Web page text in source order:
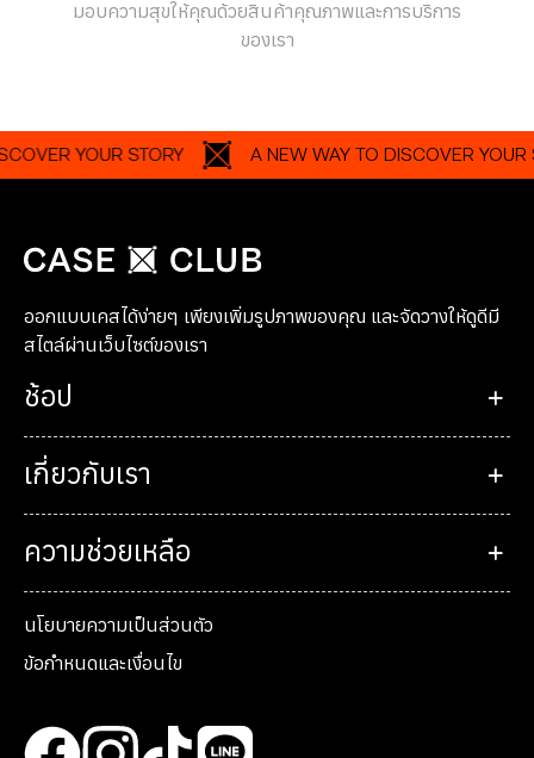
มอบความสุขให้คุณด้วยสินค้าคุณภาพและการบริการ
ของเรา
YOUR STORY A NEW WAY TO DISCOVER YOUR
ออกแบบเคสได้ง่ายๆ เพียงเพิ่มรูปภาพของคุณ และจัดวางให้ดูดีมี
สไตล์ผ่านเว็บไซต์ของเรา
ช้อป
เกี่ยวกับเรา
ความช่วยเหลือ
นโยบายความเป็นส่วนตัว
ข้อกำหนดและเงื่อนไข